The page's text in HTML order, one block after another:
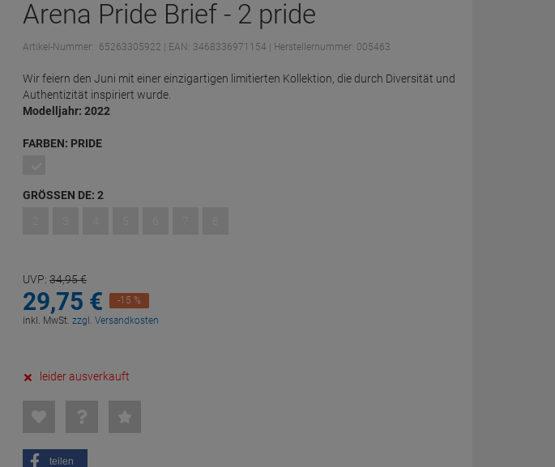
Arena Pride Brief - 2 pride
Artikel-Nummer: 65263305922 | EAN: 3468336971154 | Herstellernummer: 005463
Wir feiern den Juni mit einer einzigartigen limitierten Kollektion, die durch Diversität und
Authentizität inspiriert wurde.
Modelljahr: 2022
FARBEN: PRIDE
GRÖSSEN DE: 2
UVP: 34,95€
29,75 €
-15 %
inkl. MwSt. zzgl. Versandkosten
leider ausverkauft
teilen